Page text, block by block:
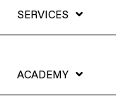
SERVICES
ACADEMY